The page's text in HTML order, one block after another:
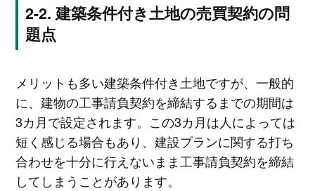
建築条件付き土地の売買契約の問
題点
メリットも多い建築条件付き土地ですが、一般的
に、建物の工事請負契約を締結するまでの期間は
3カ月で設定されます。この3カ月は人によっては
短く感じる場合もあり、建設プランに関する打ち
合わせを十分に行えないまま工事請負契約を締結
してしまうことがあります。